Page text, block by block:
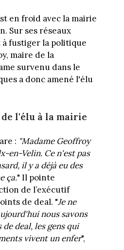
en froid avec la mairie
Sur ses réseaux
à fustiger la politique
maire de la
survenu dans le
a donc amené l'élu
l'élu à la mairie
: "Madame Geoffroy
en-Velin. Ce n'est pas
il y a déjà eu des
ça." Il pointe
de l’exécutif
de deal. "Je ne
nous savons
deal, les gens qui
vivent un enfer",